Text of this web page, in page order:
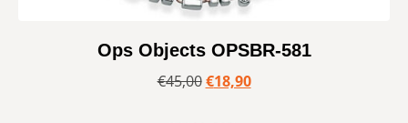
Ops Objects OPSBR-581
€45,00 €18,90